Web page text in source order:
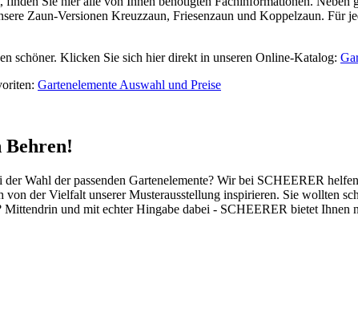
Zaun-Versionen Kreuzzaun, Friesenzaun und Koppelzaun.
schöner. Klicken Sie sich hier direkt in unseren Online-Katalog:
Gartenelemente Auswahl und Preise
Behren!
Wahl der passenden Gartenelemente? Wir bei SCHEERER
von der Vielfalt unserer Musterausstellung inspirieren. Sie wollten
Mittendrin und mit echter Hingabe dabei - SCHEERER bietet